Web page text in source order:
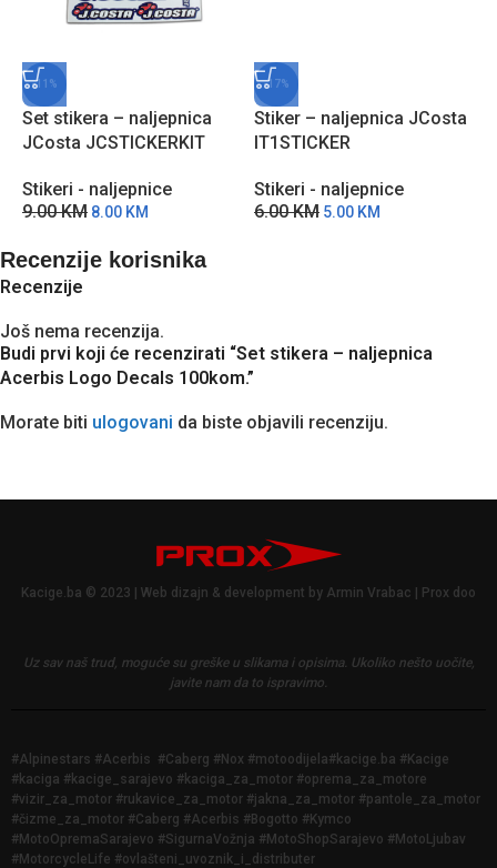
-11%
Set stikera – naljepnica
JCosta JCSTICKERKIT
Stikeri - naljepnice
9.00KM 8.00 KM
-17%
Stiker – naljepnica JCosta
IT1STICKER
Stikeri - naljepnice
6.00KM 5.00 KM
Recenzije korisnika
Recenzije
Još nema recenzija.
Budi prvi koji će recenzirati “Set stikera – naljepnica
Acerbis Logo Decals 100kom.”
Morate biti ulogovani da biste objavili recenziju.
Kacige.ba © 2023 | Web dizajn & development by Armin Vrabac | Prox doo
Uz sav naš trud, moguće su greške u slikama i opisima. Ukoliko nešto uočite,
javite nam da to ispravimo.
#Alpinestars #Acerbis #Caberg #Nox #motoodijela#kacige.ba #Kacige
#kaciga #kacige_sarajevo #kaciga_za_motor #oprema_za_motore
#vizir_za_motor #rukavice_za_motor #jakna_za_motor #pantole_za_motor
#čizme_za_motor #Caberg #Acerbis #Bogotto #Kymco
#MotoOpremaSarajevo #SigurnaVožnja #MotoShopSarajevo #MotoLjubav
#MotorcycleLife #ovlašteni_uvoznik_i_distributer